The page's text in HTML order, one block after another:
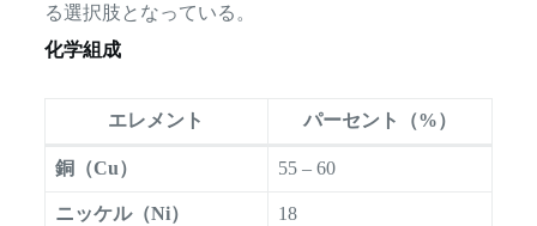
る選択肢となっている。
化学組成
エレメント パーセント（%）
銅（Cu） 55 – 60
ニッケル（Ni） 18